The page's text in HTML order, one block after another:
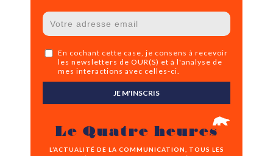
En cochant cette case, je consens à recevoir
les newsletters de OUR(S) et à l'analyse de
mes interactions avec celles-ci.
JE M'INSCRIS
Le Quatre heures
L’ACTUALITÉ DE LA COMMUNICATION, TOUS LES